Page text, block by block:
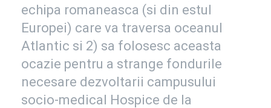
echipa romaneasca (si din estul
Europei) care va traversa oceanul
Atlantic si 2) sa folosesc aceasta
ocazie pentru a strange fondurile
necesare dezvoltarii campusului
socio-medical Hospice de la